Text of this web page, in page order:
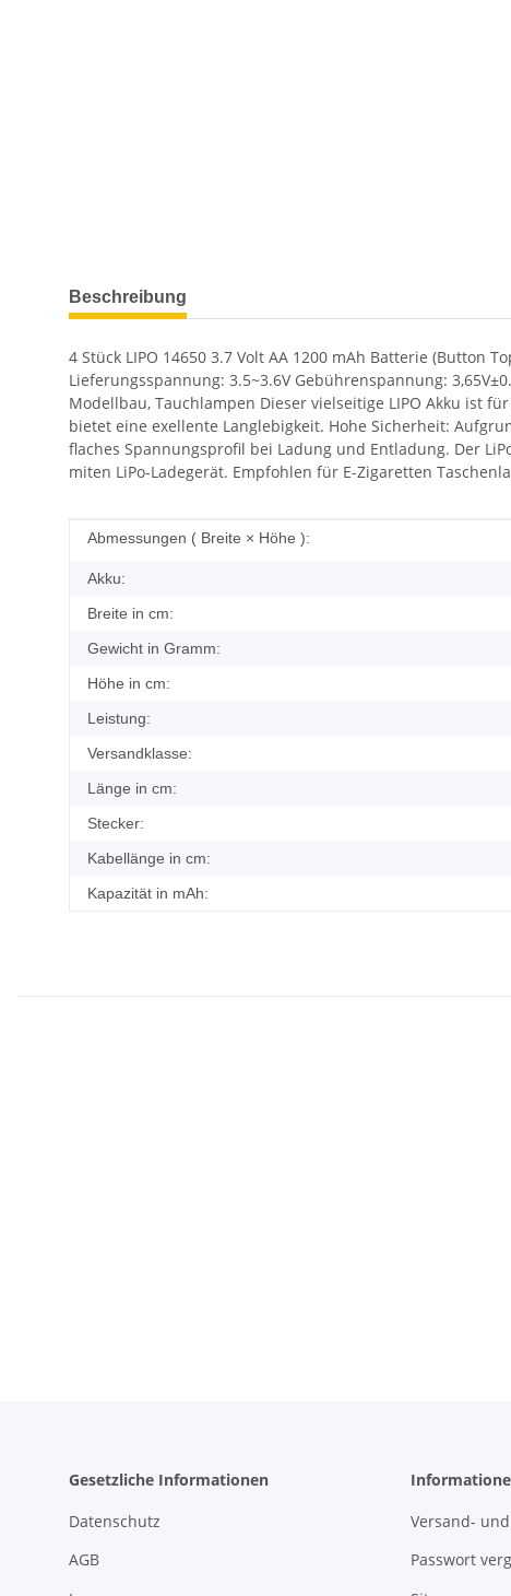
weitere Registerkarten anzeigen
Beschreibung
4 Stück LIPO 14650 3.7 Volt AA 1200 mAh Batterie (Button
Lieferungsspannung: 3.5~3.6V Gebührenspannung:
Modellbau, Tauchlampen Dieser vielseitige LIPO Akku ist
bietet eine exellente Langlebigkeit. Hohe Sicherheit:
flaches Spannungsprofil bei Ladung und Entladung. Der
miten LiPo-Ladegerät. Empfohlen für E-Zigaretten
Produkteigenschaft
Wert
Abmessungen ( Breite × Höhe ):
Akku:
Breite in cm:
Gewicht in Gramm:
Höhe in cm:
Leistung:
Versandklasse:
Länge in cm:
Stecker:
Kabellänge in cm:
Kapazität in mAh:
Gesetzliche Informationen
Datenschutz
AGB
Versand-
Passwort